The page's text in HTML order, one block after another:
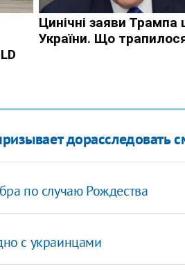
дорасследовать
по случаю Рождества
с украинцами